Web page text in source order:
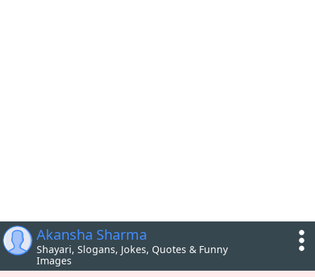
Akansha Sharma
Shayari, Slogans, Jokes, Quotes & Funny
Images